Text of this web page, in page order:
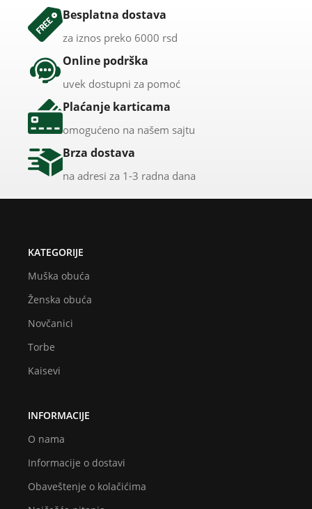
Besplatna dostava
za iznos preko 6000 rsd
Online podrška
uvek dostupni za pomoć
Plaćanje karticama
omogućeno na našem sajtu
Brza dostava
na adresi za 1-3 radna dana
KATEGORIJE
Muška obuća
Ženska obuća
Novčanici
Torbe
Kaisevi
INFORMACIJE
O nama
Informacije o dostavi
Obaveštenje o kolačićima